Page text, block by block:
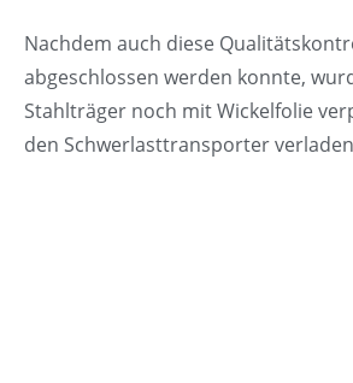
Nachdem auch diese
abgeschlossen werden konnte,
Stahlträger noch mit Wickelfolie
den Schwerlasttransporter